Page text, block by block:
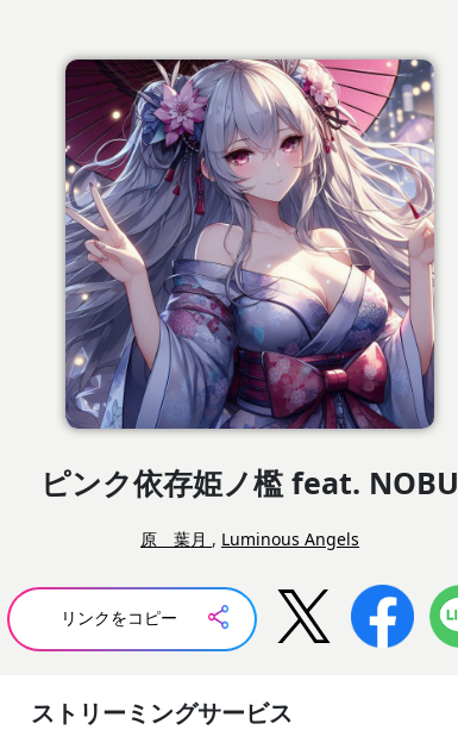
ピンク依存姫ノ檻 feat. NOBU
原 葉月 , Luminous Angels
リンクをコピー
ストリーミングサービス